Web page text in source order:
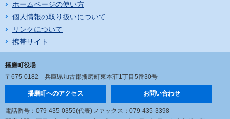
ホームページの使い方
個人情報の取り扱いについて
リンクについて
携帯サイト
播磨町役場
〒675-0182 兵庫県加古郡播磨町東本荘1丁目5番30号
播磨町へのアクセス お問い合わせ
電話番号：079-435-0355(代表)ファックス：079-435-3398